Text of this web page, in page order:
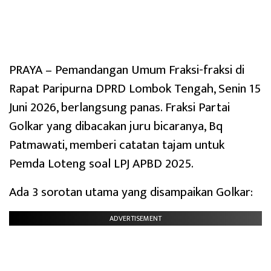
PRAYA – Pemandangan Umum Fraksi-fraksi di
Rapat Paripurna DPRD Lombok Tengah, Senin 15
Juni 2026, berlangsung panas. Fraksi Partai
Golkar yang dibacakan juru bicaranya, Bq
Patmawati, memberi catatan tajam untuk
Pemda Loteng soal LPJ APBD 2025.
Ada 3 sorotan utama yang disampaikan Golkar:
ADVERTISEMENT